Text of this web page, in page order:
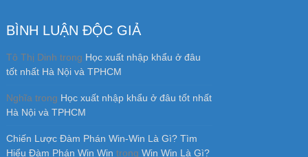
BÌNH LUẬN ĐỘC GIẢ
Tô Thị Dinh trong Học xuất nhập khẩu ở đâu
tốt nhất Hà Nội và TPHCM
Nghĩatrong Học xuất nhập khẩu ở đâu tốt nhất
Hà Nội và TPHCM
Chiến Lược Đàm Phán Win-Win Là Gì? Tìm
Hiểu Đàm Phán Win Win trong Win Win Là Gì?